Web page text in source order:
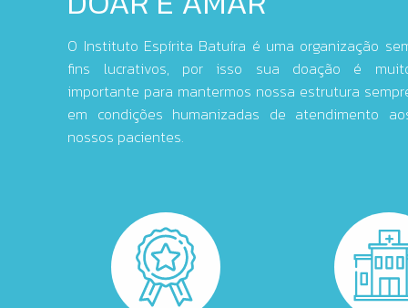
O Instituto Espírita Batuíra é uma organização
fins lucrativos, por isso sua doação é
importante para mantermos nossa estrutura
em condições humanizadas de atendimento
nossos pacientes.